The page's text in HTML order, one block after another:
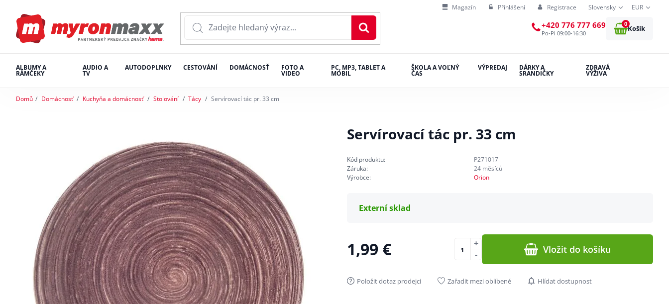
Magazín Přihlášení Registrace Slovensky EUR
+420 776 777 669
Po-Pi 09:00-16:30
0
Košík
ALBUMY A
RÁMČEKY
AUDIO A
TV
AUTODOPLNKY CESTOVÁNÍ DOMÁCNOSŤ FOTO A
VIDEO
PC, MP3, TABLET A
MOBIL
ŠKOLA A VOĽNÝ
ČAS
VÝPREDAJ DÁRKY A
SRANDIČKY
ZDRAVÁ
VÝŽIVA
Domů Domácnosť Kuchyňa a domácnosť Stolování Tácy Servírovací tác pr. 33 cm
Servírovací tác pr. 33 cm
Kód produktu:
P271017
Záruka:
24 měsíců
Výrobce:
Orion
Externí sklad
1,99 € -
+ Vložit do košíku
Položit dotaz prodejci Zařadit mezi oblíbené Hlídat dostupnost